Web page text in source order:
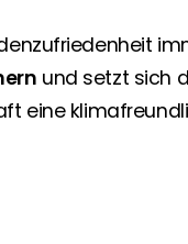
Produkt-
und setzt sich
eine